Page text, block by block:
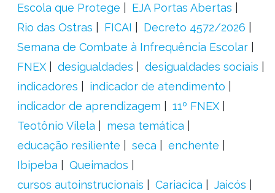
Escola que Protege
EJA Portas Abertas
Rio das Ostras
FICAI
Decreto 4572/2026
Semana de Combate à Infrequência Escolar
FNEX
desigualdades
desigualdades sociais
indicadores
indicador de atendimento
indicador de aprendizagem
11º FNEX
Teotônio Vilela
mesa temática
educação resiliente
seca
enchente
Ibipeba
Queimados
cursos autoinstrucionais
Cariacica
Jaicós